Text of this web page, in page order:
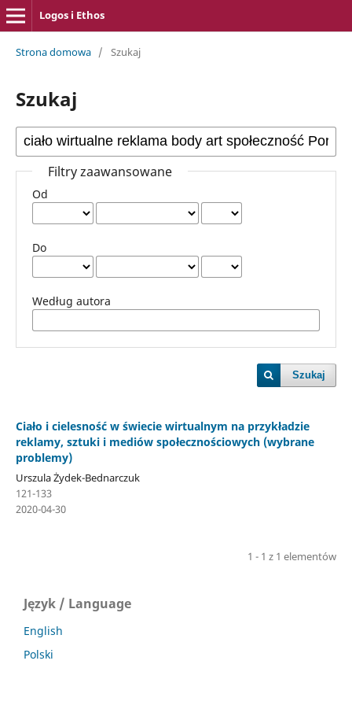
Logos i Ethos
Strona domowa / Szukaj
Szukaj
Filtry zaawansowane
Od
Do
Według autora
Szukaj
Ciało i cielesność w świecie wirtualnym na przykładzie
reklamy, sztuki i mediów społecznościowych (wybrane
problemy)
Urszula Żydek-Bednarczuk
121-133
2020-04-30
1 - 1 z 1 elementów
Język / Language
English
Polski